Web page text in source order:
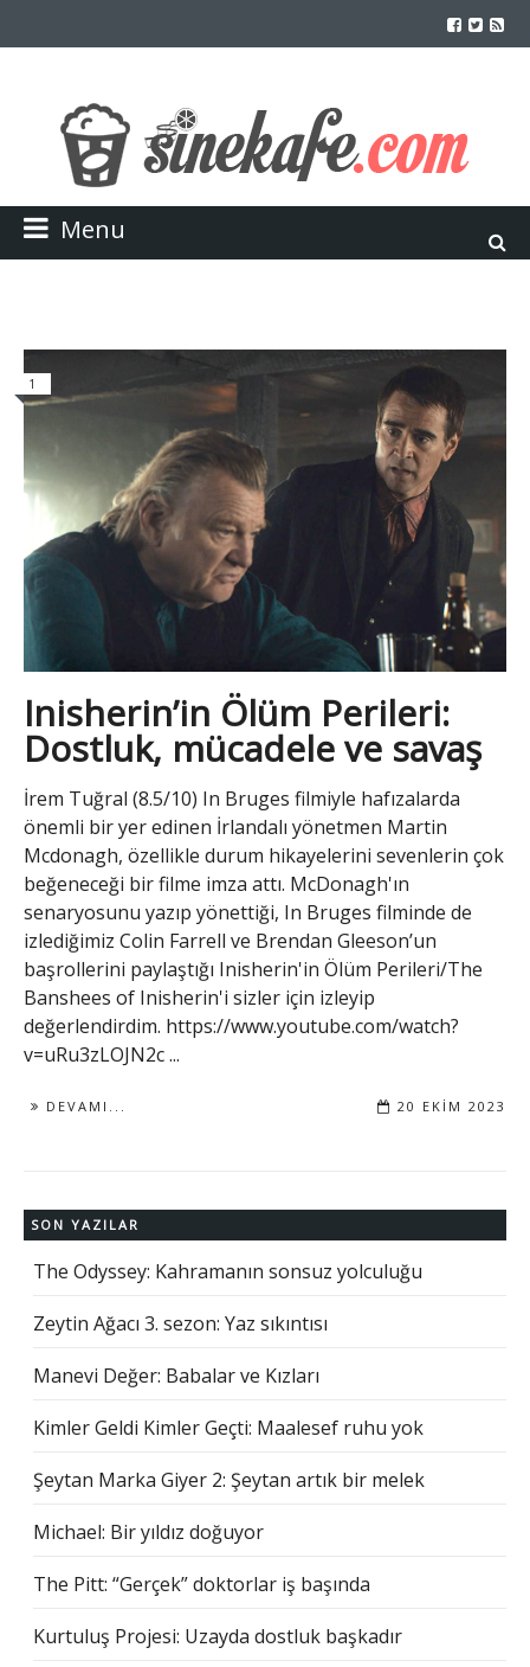
Menu
1
Inisherin’in Ölüm Perileri:
Dostluk, mücadele ve savaş
İrem Tuğral (8.5/10) In Bruges filmiyle hafızalarda
önemli bir yer edinen İrlandalı yönetmen Martin
Mcdonagh, özellikle durum hikayelerini sevenlerin çok
beğeneceği bir filme imza attı. McDonagh'ın
senaryosunu yazıp yönettiği, In Bruges filminde de
izlediğimiz Colin Farrell ve Brendan Gleeson’un
başrollerini paylaştığı Inisherin'in Ölüm Perileri/The
Banshees of Inisherin'i sizler için izleyip
değerlendirdim. https://www.youtube.com/watch?
v=uRu3zLOJN2c ...
DEVAMI... 20 EKIM 2023
SON YAZILAR
The Odyssey: Kahramanın sonsuz yolculuğu
Zeytin Ağacı 3. sezon: Yaz sıkıntısı
Manevi Değer: Babalar ve Kızları
Kimler Geldi Kimler Geçti: Maalesef ruhu yok
Şeytan Marka Giyer 2: Şeytan artık bir melek
Michael: Bir yıldız doğuyor
The Pitt: “Gerçek” doktorlar iş başında
Kurtuluş Projesi: Uzayda dostluk başkadır